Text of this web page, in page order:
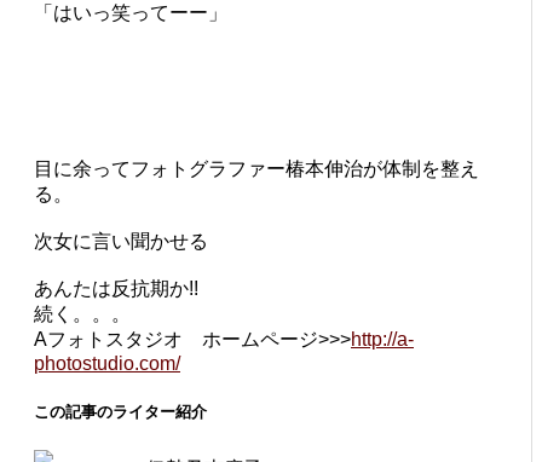
「はいっ笑ってーー」
目に余ってフォトグラファー椿本伸治が体制を整え
る。
次女に言い聞かせる
あんたは反抗期か!!
続く。。。
Aフォトスタジオ ホームページ>>>http://a-
photostudio.com/
この記事のライター紹介